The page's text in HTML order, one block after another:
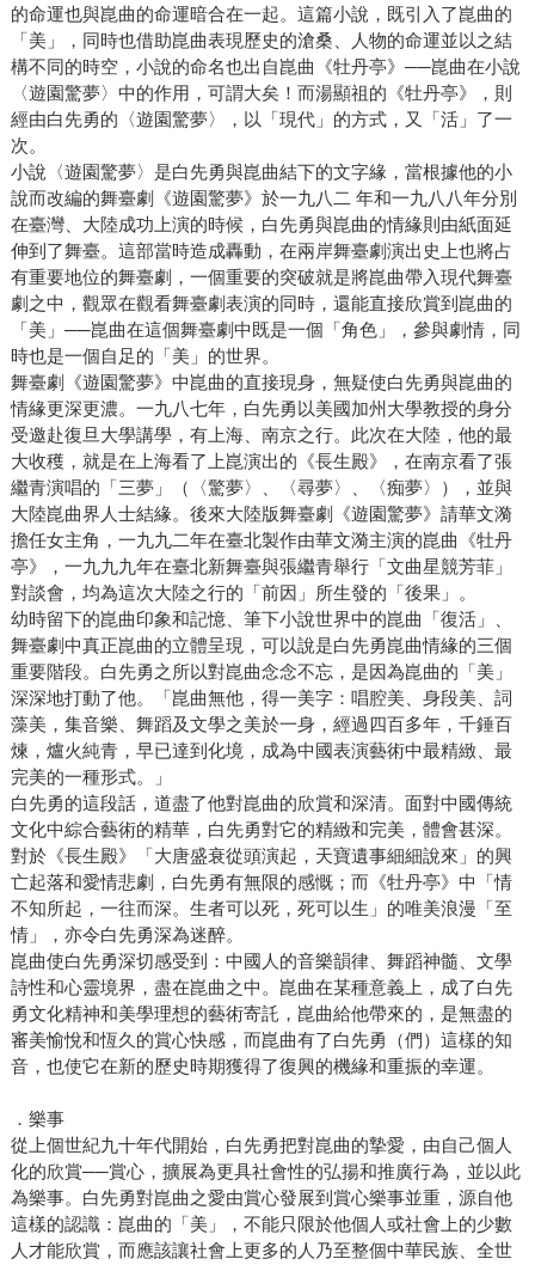
的命運也與崑曲的命運暗合在一起。這篇小說，既引入了崑曲的
「美」，同時也借助崑曲表現歷史的滄桑、人物的命運並以之結
構不同的時空，小說的命名也出自崑曲《牡丹亭》──崑曲在小說
〈遊園驚夢〉中的作用，可謂大矣！而湯顯祖的《牡丹亭》，則
經由白先勇的〈遊園驚夢〉，以「現代」的方式，又「活」了一
次。
小說〈遊園驚夢〉是白先勇與崑曲結下的文字緣，當根據他的小
說而改編的舞臺劇《遊園驚夢》於一九八二 年和一九八八年分別
在臺灣、大陸成功上演的時候，白先勇與崑曲的情緣則由紙面延
伸到了舞臺。這部當時造成轟動，在兩岸舞臺劇演出史上也將占
有重要地位的舞臺劇，一個重要的突破就是將崑曲帶入現代舞臺
劇之中，觀眾在觀看舞臺劇表演的同時，還能直接欣賞到崑曲的
「美」──崑曲在這個舞臺劇中既是一個「角色」，參與劇情，同
時也是一個自足的「美」的世界。
舞臺劇《遊園驚夢》中崑曲的直接現身，無疑使白先勇與崑曲的
情緣更深更濃。一九八七年，白先勇以美國加州大學教授的身分
受邀赴復旦大學講學，有上海、南京之行。此次在大陸，他的最
大收穫，就是在上海看了上崑演出的《長生殿》，在南京看了張
繼青演唱的「三夢」（〈驚夢〉、〈尋夢〉、〈痴夢〉），並與
大陸崑曲界人士結緣。後來大陸版舞臺劇《遊園驚夢》請華文漪
擔任女主角，一九九二年在臺北製作由華文漪主演的崑曲《牡丹
亭》，一九九九年在臺北新舞臺與張繼青舉行「文曲星競芳菲」
對談會，均為這次大陸之行的「前因」所生發的「後果」。
幼時留下的崑曲印象和記憶、筆下小說世界中的崑曲「復活」、
舞臺劇中真正崑曲的立體呈現，可以說是白先勇崑曲情緣的三個
重要階段。白先勇之所以對崑曲念念不忘，是因為崑曲的「美」
深深地打動了他。「崑曲無他，得一美字：唱腔美、身段美、詞
藻美，集音樂、舞蹈及文學之美於一身，經過四百多年，千錘百
煉，爐火純青，早已達到化境，成為中國表演藝術中最精緻、最
完美的一種形式。」
白先勇的這段話，道盡了他對崑曲的欣賞和深清。面對中國傳統
文化中綜合藝術的精華，白先勇對它的精緻和完美，體會甚深。
對於《長生殿》「大唐盛衰從頭演起，天寶遺事細細說來」的興
亡起落和愛情悲劇，白先勇有無限的感慨；而《牡丹亭》中「情
不知所起，一往而深。生者可以死，死可以生」的唯美浪漫「至
情」，亦令白先勇深為迷醉。
崑曲使白先勇深切感受到：中國人的音樂韻律、舞蹈神髓、文學
詩性和心靈境界，盡在崑曲之中。崑曲在某種意義上，成了白先
勇文化精神和美學理想的藝術寄託，崑曲給他帶來的，是無盡的
審美愉悅和恆久的賞心快感，而崑曲有了白先勇（們）這樣的知
音，也使它在新的歷史時期獲得了復興的機緣和重振的幸運。
．樂事
從上個世紀九十年代開始，白先勇把對崑曲的摯愛，由自己個人
化的欣賞──賞心，擴展為更具社會性的弘揚和推廣行為，並以此
為樂事。白先勇對崑曲之愛由賞心發展到賞心樂事並重，源自他
這樣的認識：崑曲的「美」，不能只限於他個人或社會上的少數
人才能欣賞，而應該讓社會上更多的人乃至整個中華民族、全世